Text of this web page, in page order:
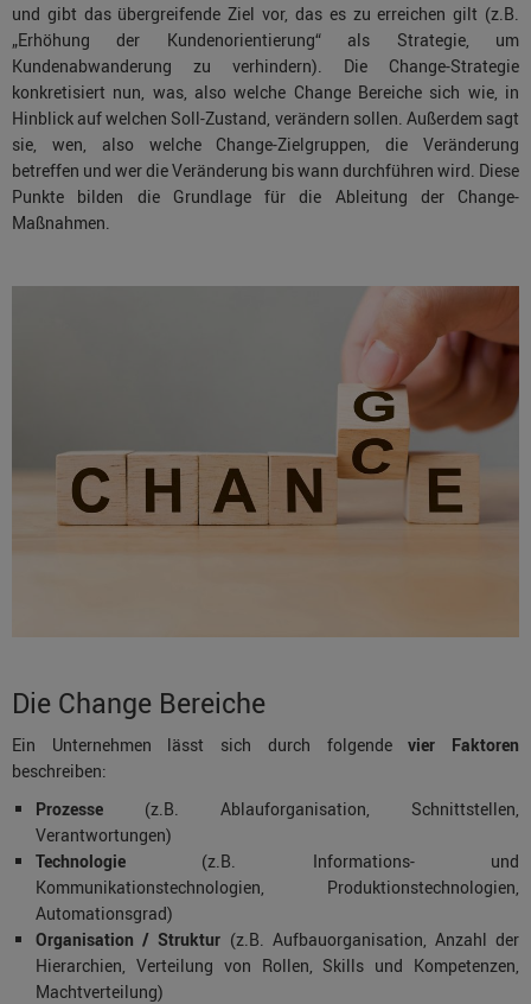
und gibt das übergreifende Ziel vor, das es zu erreichen gilt (z.B.
„Erhöhung der Kundenorientierung“ als Strategie, um
Kundenabwanderung zu verhindern). Die Change-Strategie
konkretisiert nun, was, also welche Change Bereiche sich wie, in
Hinblick auf welchen Soll-Zustand, verändern sollen. Außerdem sagt
sie, wen, also welche Change-Zielgruppen, die Veränderung
betreffen und wer die Veränderung bis wann durchführen wird. Diese
Punkte bilden die Grundlage für die Ableitung der Change-
Maßnahmen.
Die Change Bereiche
Ein Unternehmen lässt sich durch folgendevier Faktoren
beschreiben:
Prozesse (z.B. Ablauforganisation, Schnittstellen,
Verantwortungen)
Technologie (z.B. Informations- und
Kommunikationstechnologien, Produktionstechnologien,
Automationsgrad)
Organisation / Struktur (z.B. Aufbauorganisation, Anzahl der
Hierarchien, Verteilung von Rollen, Skills und Kompetenzen,
Machtverteilung)